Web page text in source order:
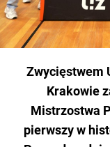
Zwycięstwem
Krakowie
Mistrzostwa
pierwszy w